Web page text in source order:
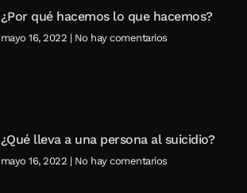
¿Por qué hacemos lo que hacemos?
mayo 16, 2022 No hay comentarios
¿Qué lleva a una persona al suicidio?
mayo 16, 2022 No hay comentarios